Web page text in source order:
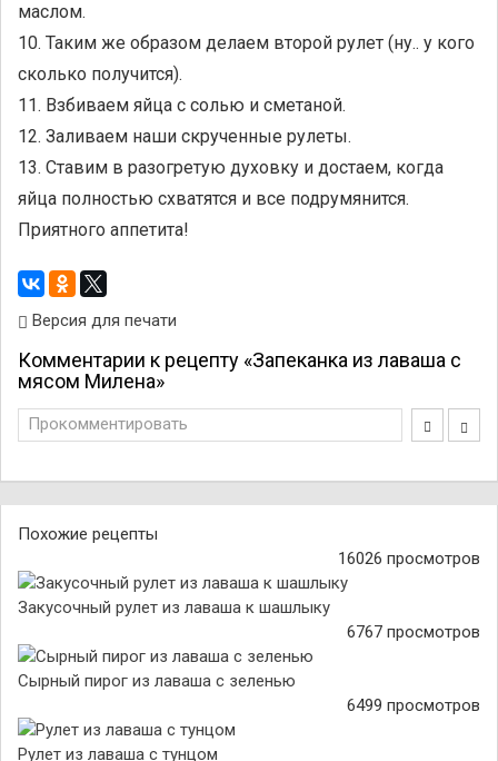
маслом.
10. Таким же образом делаем второй рулет (ну.. у кого
сколько получится).
11. Взбиваем яйца с солью и сметаной.
12. Заливаем наши скрученные рулеты.
13. Ставим в разогретую духовку и достаем, когда
яйца полностью схватятся и все подрумянится.
Приятного аппетита!
Версия для печати
Комментарии к рецепту «Запеканка из лаваша с
мясом Милена»
Прокомментировать
Похожие рецепты
16026 просмотров
Закусочный рулет из лаваша к шашлыку
6767 просмотров
Сырный пирог из лаваша с зеленью
6499 просмотров
Рулет из лаваша с тунцом